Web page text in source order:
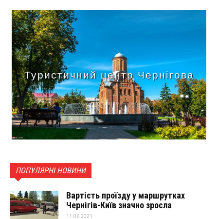
Туристичний центр Чернігова
ПОПУЛЯРНІ НОВИНИ
Вартість проїзду у маршрутках
Чернігів-Київ значно зросла
11.06.2021